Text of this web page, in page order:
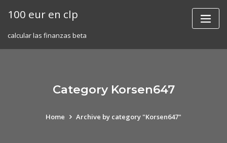
100 eur en clp
calcular las finanzas beta
Category Korsen647
Home Archive by category "Korsen647"